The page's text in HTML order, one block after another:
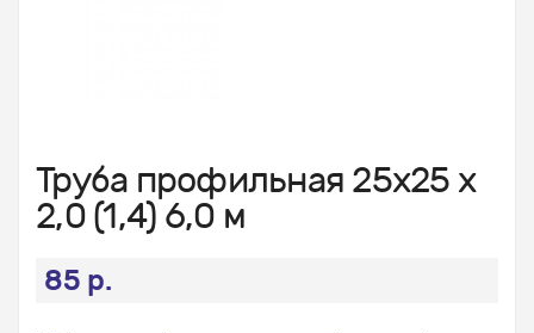
Труба профильная 25х25 х
2,0 (1,4) 6,0 м
85 р.